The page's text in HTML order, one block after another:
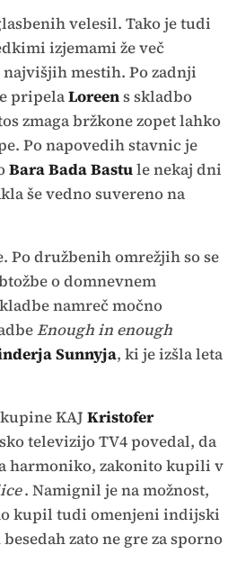
velesil. Tako je tudi
izjemami že več
mestih. Po zadnji
pripelaLoreens skladbo
zmaga bržkone zopet lahko
Po napovedih stavnic je
Bara Bada Bastule nekaj dni
še vedno suvereno na
Po družbenih omrežjih so se
o domnevnem
namreč močno
Enough in enough
Sunnyja, ki je izšla leta
KAJ Kristofer
televizijo TV4 povedal, da
harmoniko, zakonito kupili v
. Namignil je na možnost,
kupil tudi omenjeni indijski
zato ne gre za sporno